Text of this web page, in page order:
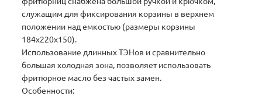
служащим для фиксирования корзины в верхнем
положении над емкостью (размеры корзины
184х220х150).
Использование длинных ТЭНов и сравнительно
большая холодная зона, позволяет использовать
фритюрное масло без частых замен.
Особенности: